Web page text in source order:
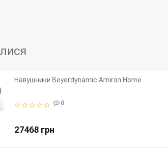
Навушники Beyerdynamic Amiron Home
0
27468 грн